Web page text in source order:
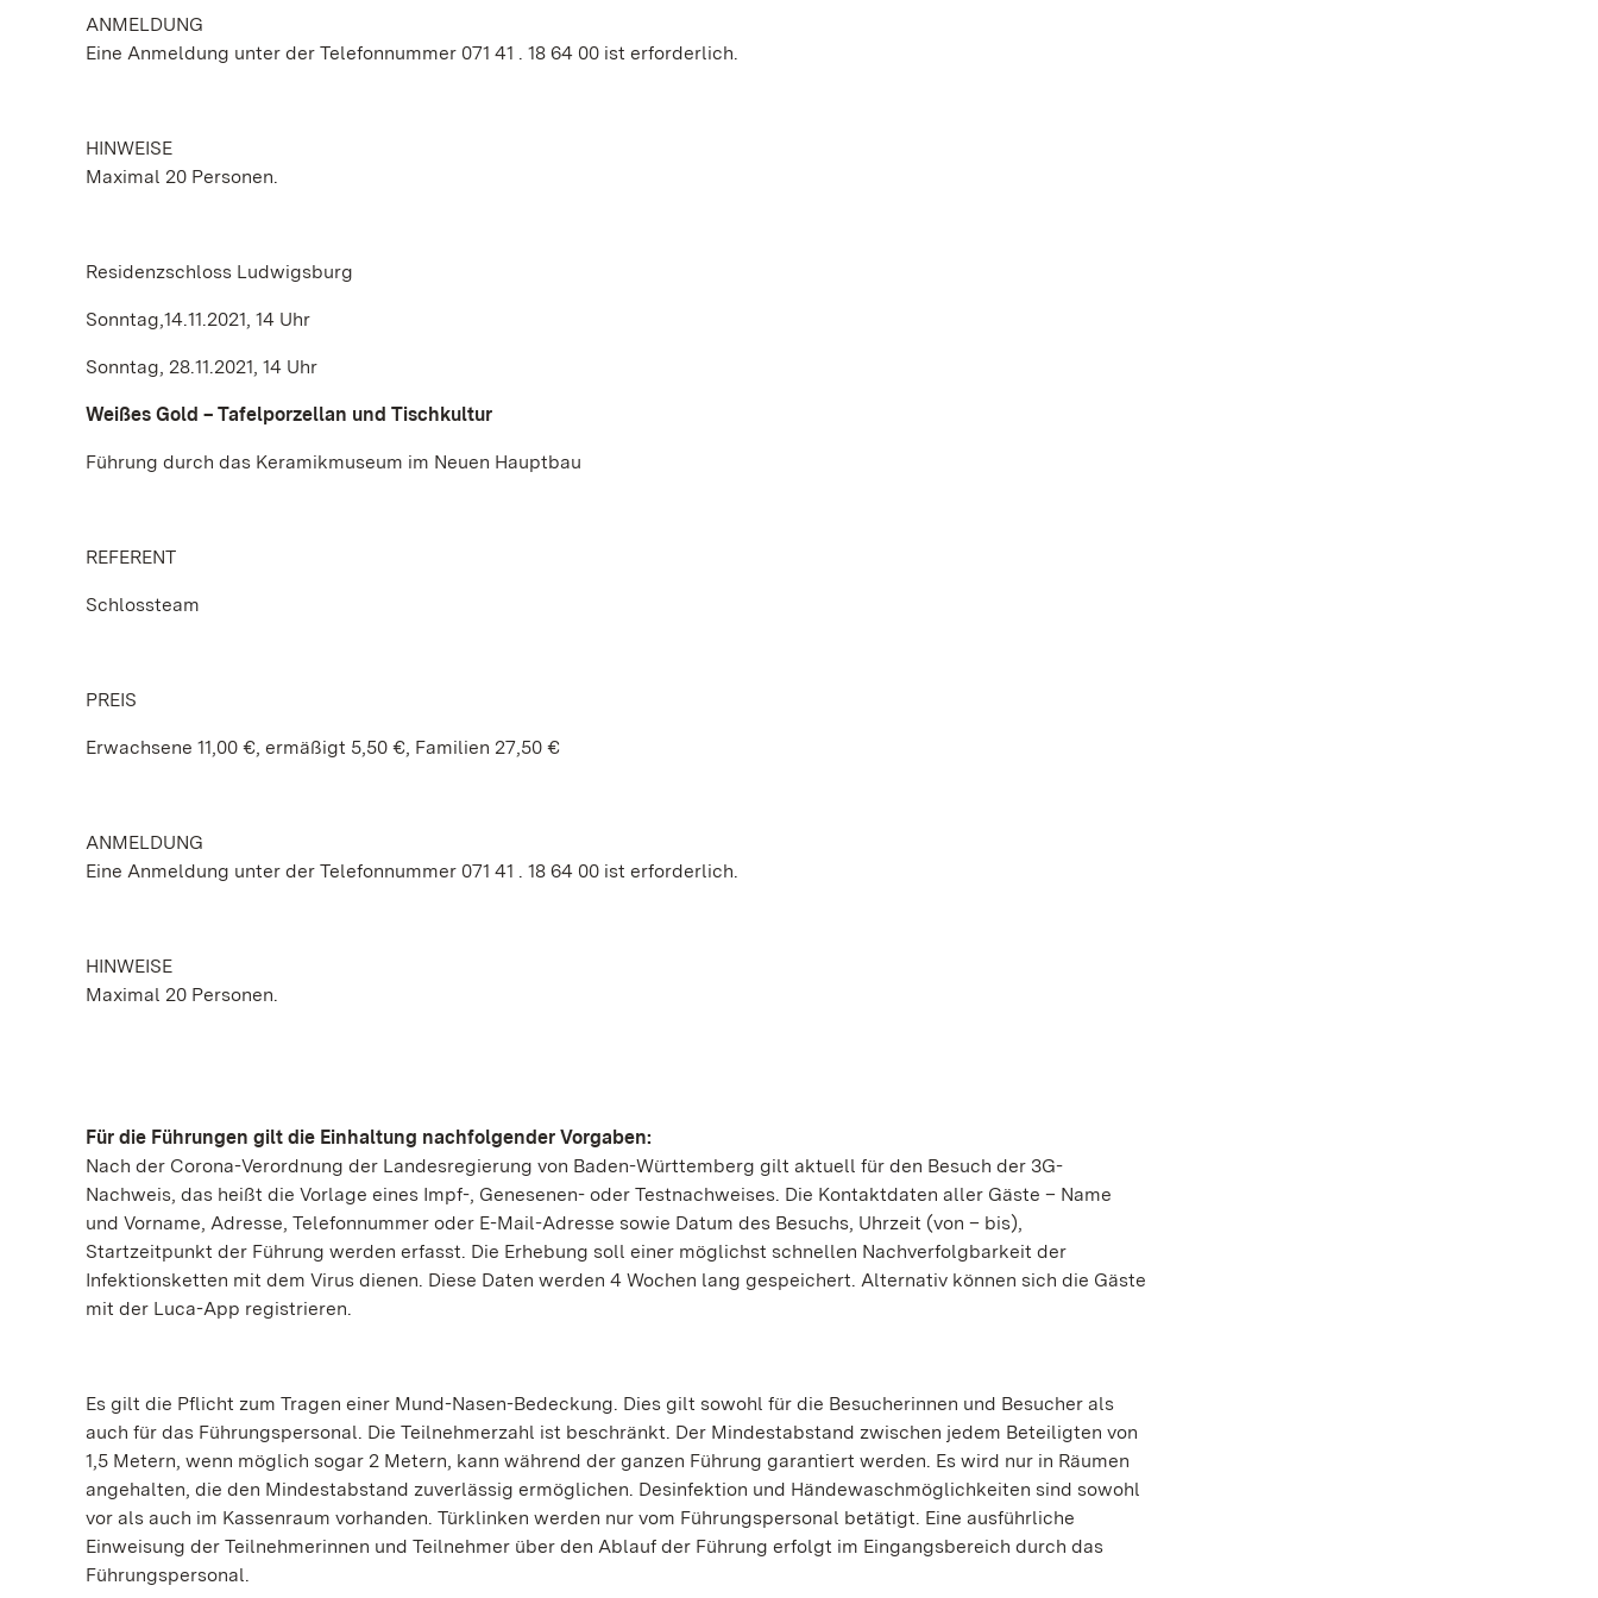
ANMELDUNG
Eine Anmeldung unter der Telefonnummer 071 41 . 18 64 00 ist erforderlich.
HINWEISE
Maximal 20 Personen.
Residenzschloss Ludwigsburg
Sonntag,14.11.2021, 14 Uhr
Sonntag, 28.11.2021, 14 Uhr
Weißes Gold – Tafelporzellan und Tischkultur
Führung durch das Keramikmuseum im Neuen Hauptbau
REFERENT
Schlossteam
PREIS
Erwachsene 11,00 €, ermäßigt 5,50 €, Familien 27,50 €
ANMELDUNG
Eine Anmeldung unter der Telefonnummer 071 41 . 18 64 00 ist erforderlich.
HINWEISE
Maximal 20 Personen.
Für die Führungen gilt die Einhaltung nachfolgender Vorgaben:
Nach der Corona-Verordnung der Landesregierung von Baden-Württemberg gilt aktuell für den Besuch der 3G-
Nachweis, das heißt die Vorlage eines Impf-, Genesenen- oder Testnachweises. Die Kontaktdaten aller Gäste – Name
und Vorname, Adresse, Telefonnummer oder E-Mail-Adresse sowie Datum des Besuchs, Uhrzeit (von – bis),
Startzeitpunkt der Führung werden erfasst. Die Erhebung soll einer möglichst schnellen Nachverfolgbarkeit der
Infektionsketten mit dem Virus dienen. Diese Daten werden 4 Wochen lang gespeichert. Alternativ können sich die Gäste
mit der Luca-App registrieren.
Es gilt die Pflicht zum Tragen einer Mund-Nasen-Bedeckung. Dies gilt sowohl für die Besucherinnen und Besucher als
auch für das Führungspersonal. Die Teilnehmerzahl ist beschränkt. Der Mindestabstand zwischen jedem Beteiligten von
1,5 Metern, wenn möglich sogar 2 Metern, kann während der ganzen Führung garantiert werden. Es wird nur in Räumen
angehalten, die den Mindestabstand zuverlässig ermöglichen. Desinfektion und Händewaschmöglichkeiten sind sowohl
vor als auch im Kassenraum vorhanden. Türklinken werden nur vom Führungspersonal betätigt. Eine ausführliche
Einweisung der Teilnehmerinnen und Teilnehmer über den Ablauf der Führung erfolgt im Eingangsbereich durch das
Führungspersonal.